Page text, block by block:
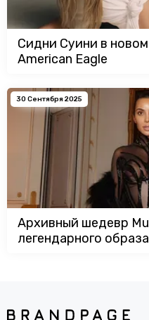
Сидни Суини в
American Eagle
30 Сентября 2025
Архивный шедевр
легендарного образа